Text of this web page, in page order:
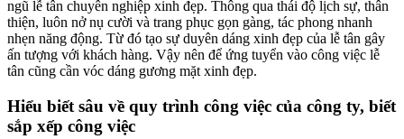
ngũ lễ tân chuyên nghiệp xinh đẹp. Thông qua thái độ lịch sự, thân
thiện, luôn nở nụ cười và trang phục gọn gàng, tác phong nhanh
nhẹn năng động. Từ đó tạo sự duyên dáng xinh đẹp của lễ tân gây
ấn tượng với khách hàng. Vậy nên để ứng tuyển vào công việc lễ
tân cũng cần vóc dáng gương mặt xinh đẹp.
Hiểu biết sâu về quy trình công việc của công ty, biết
sắp xếp công việc